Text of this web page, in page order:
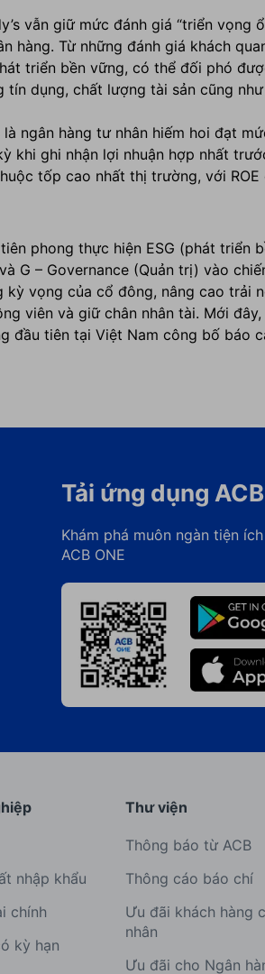
vẫn giữ mức đánh giá “triển vọng
hàng. Từ những đánh giá khách
triển bền vững, có thể đối phó
dụng, chất lượng tài sản cũng như
ngân hàng tư nhân hiếm hoi đạt
khi ghi nhận lợi nhuận hợp nhất
tốp cao nhất thị trường, với ROE
phong thực hiện ESG (phát triển
G – Governance (Quản trị) vào
vọng của cổ đông, nâng cao trải
viên và giữ chân nhân tài. Mới đây,
đầu tiên tại Việt Nam công bố báo
Tải ứng dụng
Khám phá muôn ngàn tiện
ACB ONE
nhập khẩu
chính
kỳ hạn
Thư viện
Thông báo từ ACB
Thông cáo báo chí
Ưu đãi khách hàng
nhân
Ưu đãi cho Ngân